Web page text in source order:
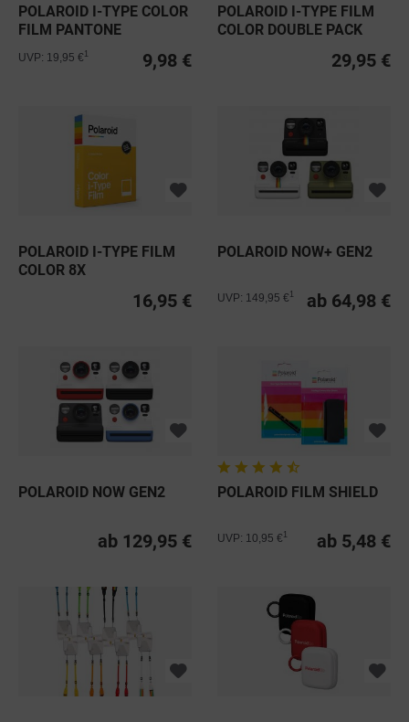
POLAROID I-TYPE COLOR
FILM PANTONE
COLOROFTHEYEAR
9,98 €
UVP: 19,95 € 1
POLAROID I-TYPE FILM
COLOR DOUBLE PACK
29,95 €
POLAROID I-TYPE FILM
COLOR 8X
16,95 €
POLAROID NOW+ GEN2
ab 64,98 €
UVP: 149,95 € 1
POLAROID NOW GEN2
ab 129,95 €
POLAROID FILM SHIELD
ab 5,48 €
UVP: 10,95 € 1